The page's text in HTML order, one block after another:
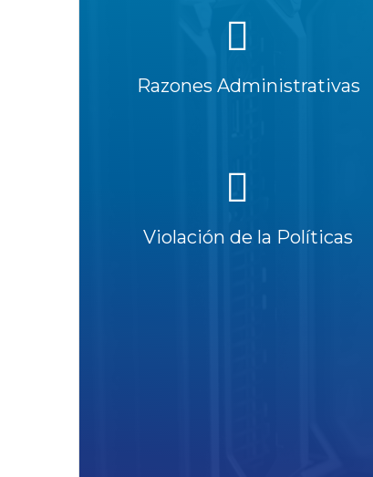
Razones Administrativas
Violación de la Políticas